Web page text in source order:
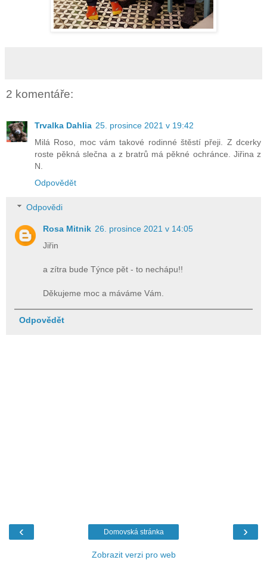
2 komentáře:
Trvalka Dahlia 25. prosince 2021 v 19:42
Milá Roso, moc vám takové rodinné štěstí přeji. Z dcerky
roste pěkná slečna a z bratrů má pěkné ochránce. Jiřina z
N.
Odpovědět
Odpovědi
Rosa Mitnik 26. prosince 2021 v 14:05
Jiřin
a zítra bude Týnce pět - to nechápu!!
Děkujeme moc a máváme Vám.
Odpovědět
‹ ›
Domovská stránka
Zobrazit verzi pro web